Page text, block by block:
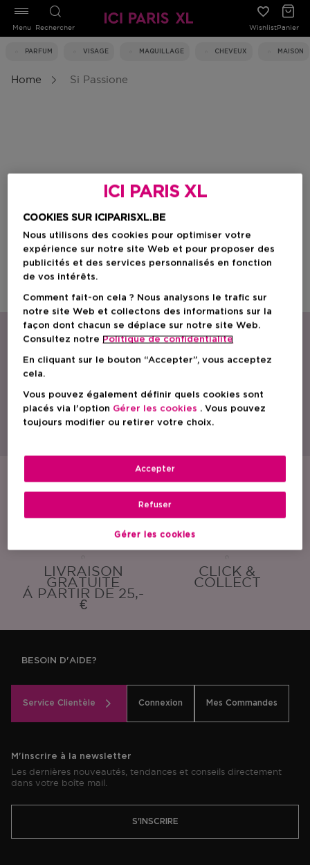
Rechercher WishlistPanier
PARFUM VISAGE MAQUILLAGE CHEVEUX MAISON
Menu
Home Si Passione
Avec une gamme étendue de parfums, de produits de soin et cosmétiques,
ICI PARIS XL est le spécialiste beauté par excellence en Belgique.
Découvrez nos actions, promotions, conseils beauté et trouvez la parfumerie
ÉCHANTILLONS EMBALLAGE
GRATUIT
LIVRAISON
GRATUITE
Á PARTIR DE 25,-
€
CLICK &
COLLECT
BESOIN D'AIDE?
Service Clientèle Connexion Mes Commandes
M'inscrire à la newsletter
Les dernières nouveautés, tendances et conseils directement
dans votre boîte mail.
S'INSCRIRE
ICI PARIS XL
COOKIES SUR ICIPARISXL.BE
Nous utilisons des cookies pour optimiser votre
expérience sur notre site Web et pour proposer des
publicités et des services personnalisés en fonction
de vos intérêts.
Comment fait-on cela ? Nous analysons le trafic sur
notre site Web et collectons des informations sur la
façon dont chacun se déplace sur notre site Web.
Consultez notre Politique de confidentialite
En cliquant sur le bouton “Accepter”, vous acceptez
cela.
Vous pouvez également définir quels cookies sont
placés via l'option Gérer les cookies . Vous pouvez
toujours modifier ou retirer votre choix.
Gérer les cookies
Refuser
Accepter